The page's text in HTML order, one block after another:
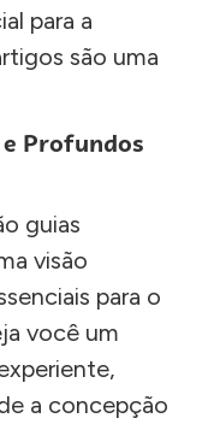
para a
são uma
Profundos
guias
visão
para o
você um
a concepção